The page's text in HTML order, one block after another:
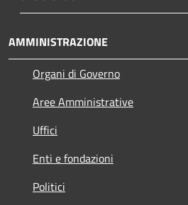
AMMINISTRAZIONE
Organi di Governo
Aree Amministrative
Uffici
Enti e fondazioni
Politici